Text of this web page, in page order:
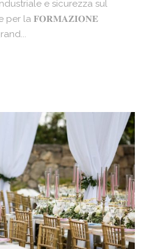
e sicurezza sul
per la 𝐅𝐎𝐑𝐌𝐀𝐙𝐈𝐎𝐍𝐄